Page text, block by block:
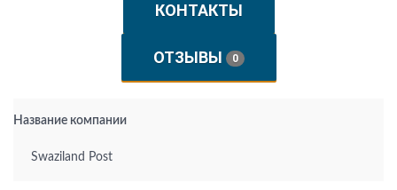
КОНТАКТЫ
ОТЗЫВЫ 0
Название компании
Swaziland Post